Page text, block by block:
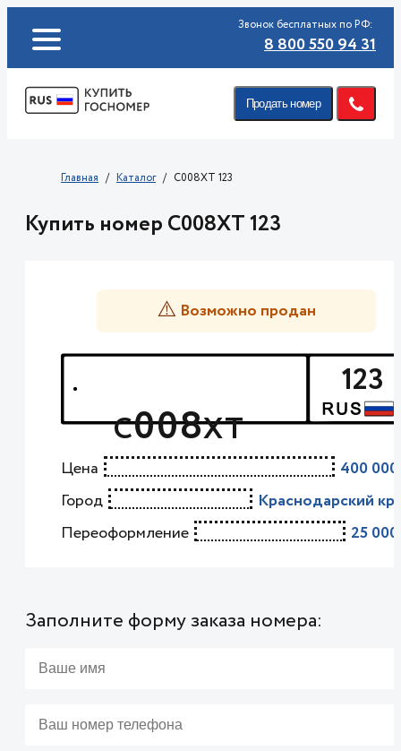
Звонок бесплатных по РФ:
8 800 550 94 31
Продать номер
Главная Каталог C008XT 123
Купить номер C008XT 123
⚠️ Возможно продан
С008ХТ
123
Цена
400
Город
Краснодарский
Переоформление
25
Заполните форму заказа номера: